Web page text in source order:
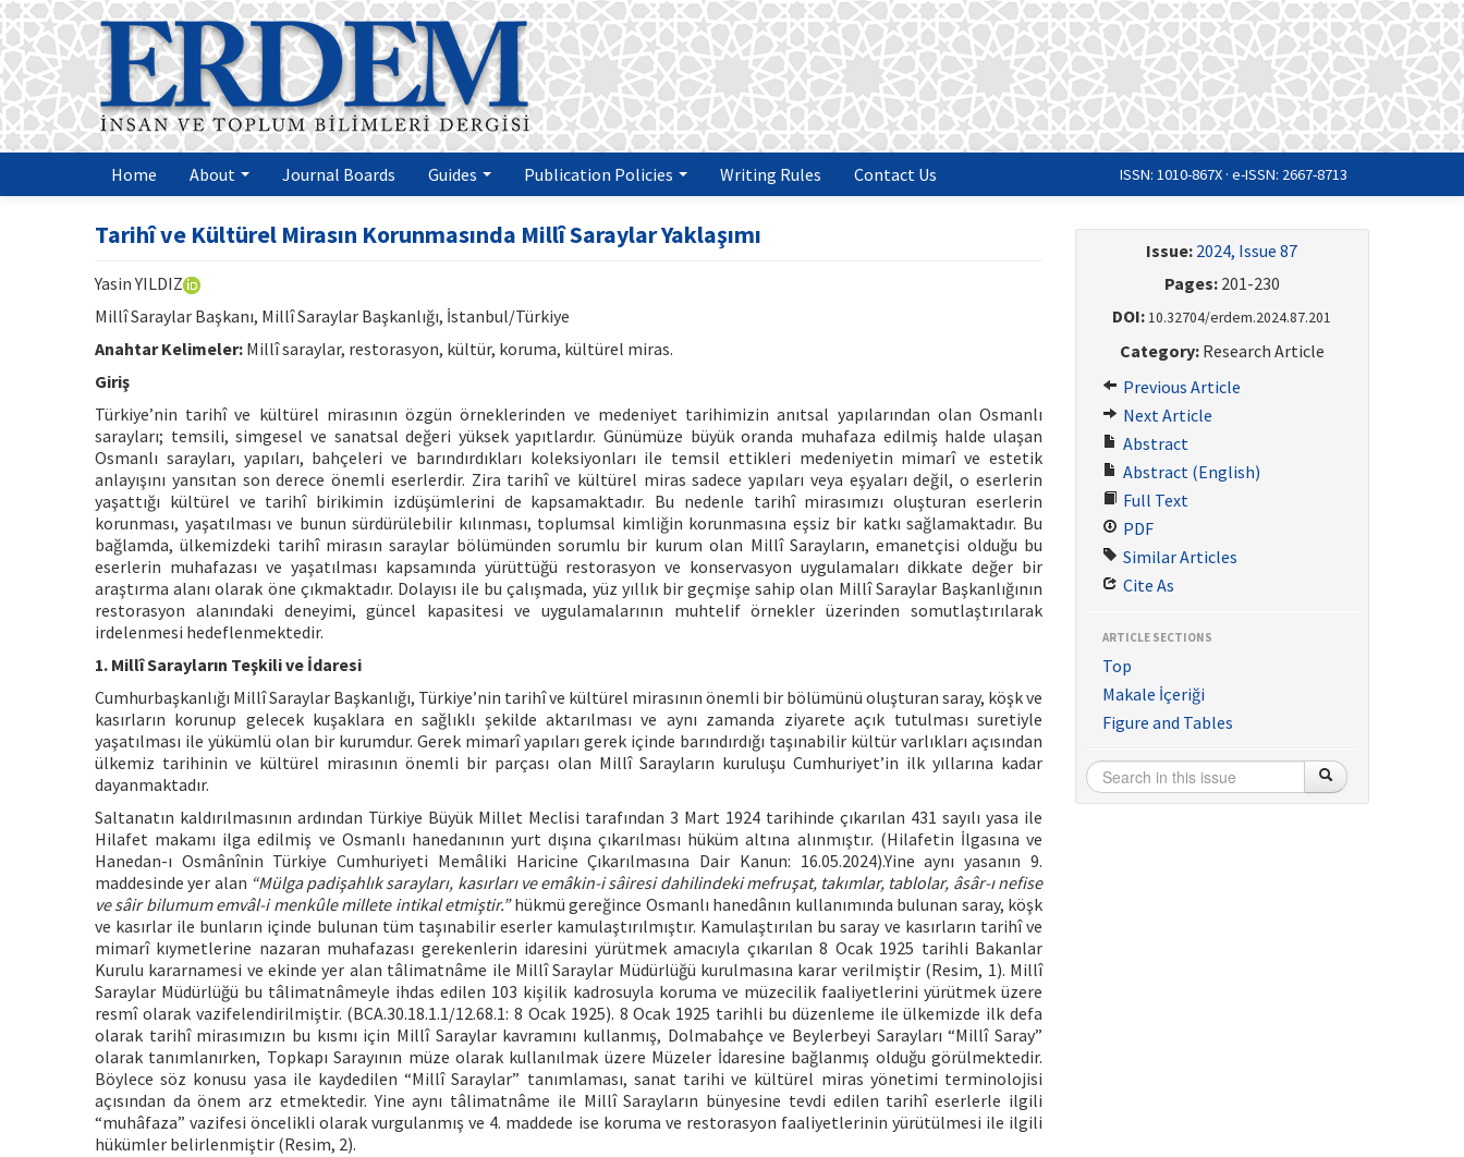
Home About Journal Boards Guides Publication Policies Writing Rules Contact Us ISSN: 1010-867X · e-ISSN: 2667-8713
Tarihî ve Kültürel Mirasın Korunmasında Millî Saraylar Yaklaşımı
Yasin YILDIZ
Millî Saraylar Başkanı, Millî Saraylar Başkanlığı, İstanbul/Türkiye
Anahtar Kelimeler: Millî saraylar, restorasyon, kültür, koruma, kültürel miras.
Giriş
Türkiye’nin tarihî ve kültürel mirasının özgün örneklerinden ve medeniyet tarihimizin anıtsal yapılarından olan Osmanlı
sarayları; temsili, simgesel ve sanatsal değeri yüksek yapıtlardır. Günümüze büyük oranda muhafaza edilmiş halde ulaşan
Osmanlı sarayları, yapıları, bahçeleri ve barındırdıkları koleksiyonları ile temsil ettikleri medeniyetin mimarî ve estetik
anlayışını yansıtan son derece önemli eserlerdir. Zira tarihî ve kültürel miras sadece yapıları veya eşyaları değil, o eserlerin
yaşattığı kültürel ve tarihî birikimin izdüşümlerini de kapsamaktadır. Bu nedenle tarihî mirasımızı oluşturan eserlerin
korunması, yaşatılması ve bunun sürdürülebilir kılınması, toplumsal kimliğin korunmasına eşsiz bir katkı sağlamaktadır. Bu
bağlamda, ülkemizdeki tarihî mirasın saraylar bölümünden sorumlu bir kurum olan Millî Sarayların, emanetçisi olduğu bu
eserlerin muhafazası ve yaşatılması kapsamında yürüttüğü restorasyon ve konservasyon uygulamaları dikkate değer bir
araştırma alanı olarak öne çıkmaktadır. Dolayısı ile bu çalışmada, yüz yıllık bir geçmişe sahip olan Millî Saraylar Başkanlığının
restorasyon alanındaki deneyimi, güncel kapasitesi ve uygulamalarının muhtelif örnekler üzerinden somutlaştırılarak
irdelenmesi hedeflenmektedir.
1. Millî Sarayların Teşkili ve İdaresi
Cumhurbaşkanlığı Millî Saraylar Başkanlığı, Türkiye’nin tarihî ve kültürel mirasının önemli bir bölümünü oluşturan saray, köşk ve
kasırların korunup gelecek kuşaklara en sağlıklı şekilde aktarılması ve aynı zamanda ziyarete açık tutulması suretiyle
yaşatılması ile yükümlü olan bir kurumdur. Gerek mimarî yapıları gerek içinde barındırdığı taşınabilir kültür varlıkları açısından
ülkemiz tarihinin ve kültürel mirasının önemli bir parçası olan Millî Sarayların kuruluşu Cumhuriyet’in ilk yıllarına kadar
dayanmaktadır.
Saltanatın kaldırılmasının ardından Türkiye Büyük Millet Meclisi tarafından 3 Mart 1924 tarihinde çıkarılan 431 sayılı yasa ile
Hilafet makamı ilga edilmiş ve Osmanlı hanedanının yurt dışına çıkarılması hüküm altına alınmıştır. (Hilafetin İlgasına ve
Hanedan-ı Osmânînin Türkiye Cumhuriyeti Memâliki Haricine Çıkarılmasına Dair Kanun: 16.05.2024).Yine aynı yasanın 9.
maddesinde yer alan “Mülga padişahlık sarayları, kasırları ve emâkin-i sâiresi dahilindeki mefruşat, takımlar, tablolar, âsâr-ı nefise
ve sâir bilumum emvâl-i menkûle millete intikal etmiştir.”hükmü gereğince Osmanlı hanedânın kullanımında bulunan saray, köşk
ve kasırlar ile bunların içinde bulunan tüm taşınabilir eserler kamulaştırılmıştır. Kamulaştırılan bu saray ve kasırların tarihî ve
mimarî kıymetlerine nazaran muhafazası gerekenlerin idaresini yürütmek amacıyla çıkarılan 8 Ocak 1925 tarihli Bakanlar
Kurulu kararnamesi ve ekinde yer alan tâlimatnâme ile Millî Saraylar Müdürlüğü kurulmasına karar verilmiştir (Resim, 1). Millî
Saraylar Müdürlüğü bu tâlimatnâmeyle ihdas edilen 103 kişilik kadrosuyla koruma ve müzecilik faaliyetlerini yürütmek üzere
resmî olarak vazifelendirilmiştir. (BCA.30.18.1.1/12.68.1: 8 Ocak 1925). 8 Ocak 1925 tarihli bu düzenleme ile ülkemizde ilk defa
olarak tarihî mirasımızın bu kısmı için Millî Saraylar kavramını kullanmış, Dolmabahçe ve Beylerbeyi Sarayları “Millî Saray”
olarak tanımlanırken, Topkapı Sarayının müze olarak kullanılmak üzere Müzeler İdaresine bağlanmış olduğu görülmektedir.
Böylece söz konusu yasa ile kaydedilen “Millî Saraylar” tanımlaması, sanat tarihi ve kültürel miras yönetimi terminolojisi
açısından da önem arz etmektedir. Yine aynı tâlimatnâme ile Millî Sarayların bünyesine tevdi edilen tarihî eserlerle ilgili
“muhâfaza” vazifesi öncelikli olarak vurgulanmış ve 4. maddede ise koruma ve restorasyon faaliyetlerinin yürütülmesi ile ilgili
hükümler belirlenmiştir (Resim, 2).
Issue: 2024, Issue 87
Pages:201-230
DOI: 10.32704/erdem.2024.87.201
Category:Research Article
Previous Article
Next Article
Abstract
Abstract (English)
Full Text
PDF
Similar Articles
Cite As
ARTICLE SECTIONS
Top
Makale İçeriği
Figure and Tables